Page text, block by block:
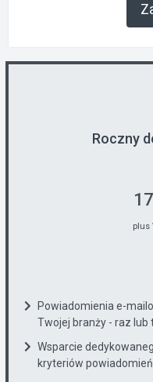
Roczny
plus
Powiadomienia e-
Twojej branży - raz lub
Wsparcie
kryteriów